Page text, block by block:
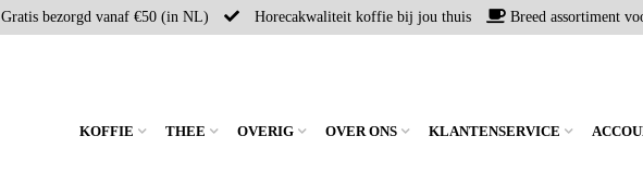
Gratis bezorgd vanaf €50 (in NL) Horecakwaliteit koffie bij jou thuis Breed assortiment
KOFFIE THEE OVERIG OVER ONS KLANTENSERVICE